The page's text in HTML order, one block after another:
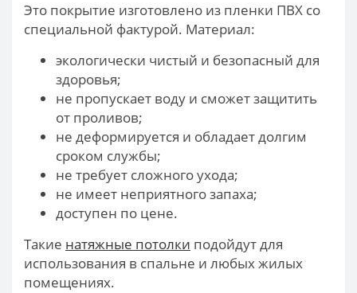
Это покрытие изготовлено из пленки ПВХ со
специальной фактурой. Материал:
экологически чистый и безопасный для
здоровья;
не пропускает воду и сможет защитить
от проливов;
не деформируется и обладает долгим
сроком службы;
не требует сложного ухода;
не имеет неприятного запаха;
доступен по цене.
Такие натяжные потолки подойдут для
использования в спальне и любых жилых
помещениях.